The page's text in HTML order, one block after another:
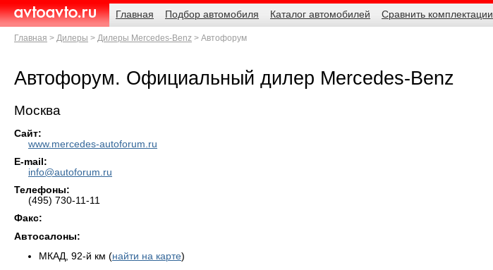
AvtoAvto.ru
Навигация
Главная
Подбор автомобиля Каталог автомобилей Сравнить комплектации
Родительские
страницы
Главная Дилеры Дилеры Mercedes-Benz Автофорум
Автофорум. Официальный дилер Mercedes-Benz
Москва
Сайт:
www.mercedes-autoforum.ru
E-mail:
info@autoforum.ru
Телефоны:
(495) 730-11-11
Факс:
Автосалоны:
МКАД, 92-й км (найти на карте)